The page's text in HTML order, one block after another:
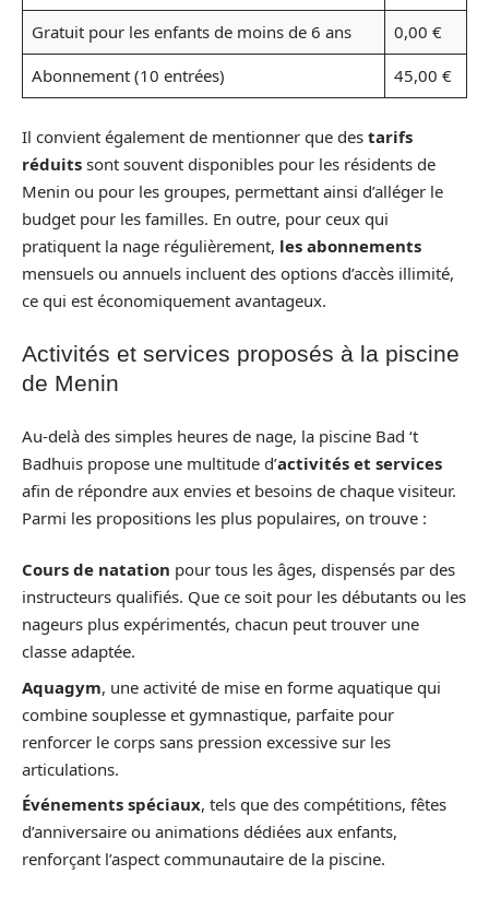
Gratuit pour les enfants de moins de 6 ans
0,00 €
Abonnement (10 entrées)
45,00 €
Il convient également de mentionner que des tarifs
réduits sont souvent disponibles pour les résidents de
Menin ou pour les groupes, permettant ainsi d’alléger le
budget pour les familles. En outre, pour ceux qui
pratiquent la nage régulièrement, les abonnements
mensuels ou annuels incluent des options d’accès illimité,
ce qui est économiquement avantageux.
Activités et services proposés à la piscine
de Menin
Au-delà des simples heures de nage, la piscine Bad ‘t
Badhuis propose une multitude d’activités et services
afin de répondre aux envies et besoins de chaque visiteur.
Parmi les propositions les plus populaires, on trouve :
Cours de natation pour tous les âges, dispensés par des
instructeurs qualifiés. Que ce soit pour les débutants ou les
nageurs plus expérimentés, chacun peut trouver une
classe adaptée.
Aquagym, une activité de mise en forme aquatique qui
combine souplesse et gymnastique, parfaite pour
renforcer le corps sans pression excessive sur les
articulations.
Événements spéciaux, tels que des compétitions, fêtes
d’anniversaire ou animations dédiées aux enfants,
renforçant l’aspect communautaire de la piscine.